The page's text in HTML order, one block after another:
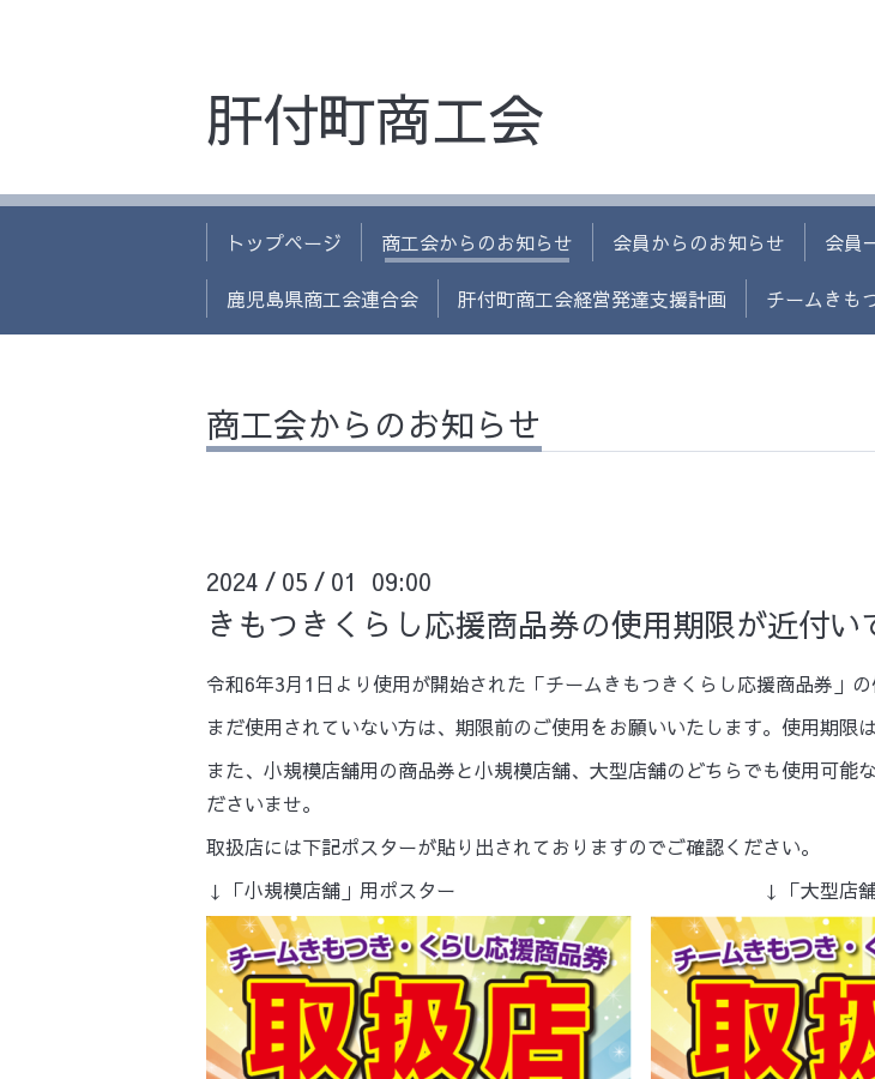
肝付町商工会
トップページ 商工会からのお知らせ 会員からのお知らせ 会員
鹿児島県商工会連合会 肝付町商工会経営発達支援計画 チームきも
商工会からのお知らせ
2024 / 05 / 01 09:00
きもつきくらし応援商品券の使用期限が近付い
令和6年3月1日より使用が開始された「チームきもつきくらし応援商品券」の
まだ使用されていない方は、期限前のご使用をお願いいたします。使用期限
また、小規模店舗用の商品券と小規模店舗、大型店舗のどちらでも使用可能
ださいませ。
取扱店には下記ポスターが貼り出されておりますのでご確認ください。
↓「小規模店舗」用ポスター ↓「大型店舗」用